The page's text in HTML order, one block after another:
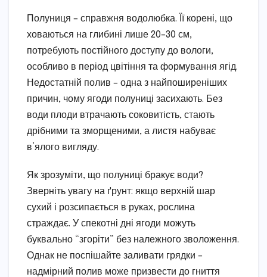
Полуниця – справжня водолюбка. Її корені, що
ховаються на глибині лише 20–30 см,
потребують постійного доступу до вологи,
особливо в період цвітіння та формування ягід.
Недостатній полив – одна з найпоширеніших
причин, чому ягоди полуниці засихають. Без
води плоди втрачають соковитість, стають
дрібними та зморщеними, а листя набуває
в’ялого вигляду.
Як зрозуміти, що полуниці бракує води?
Зверніть увагу на ґрунт: якщо верхній шар
сухий і розсипається в руках, рослина
страждає. У спекотні дні ягоди можуть
буквально “згоріти” без належного зволоження.
Однак не поспішайте заливати грядки –
надмірний полив може призвести до гниття